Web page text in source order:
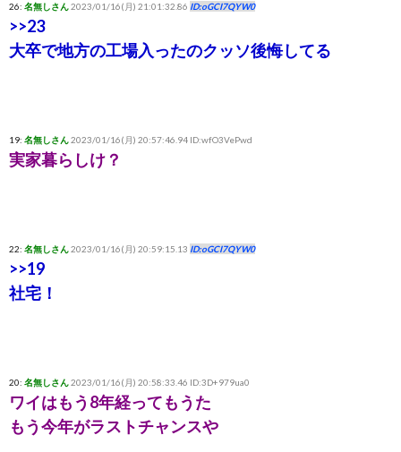
26: 名無しさん2023/01/16(月) 21:01:32.86 ID:oGCI7QYW0
>>23
大卒で地方の工場入ったのクッソ後悔してる
19: 名無しさん2023/01/16(月) 20:57:46.94 ID:wfO3VePwd
実家暮らしけ？
22: 名無しさん2023/01/16(月) 20:59:15.13 ID:oGCI7QYW0
>>19
社宅！
20: 名無しさん2023/01/16(月) 20:58:33.46 ID:3D+979ua0
ワイはもう8年経ってもうた
もう今年がラストチャンスや